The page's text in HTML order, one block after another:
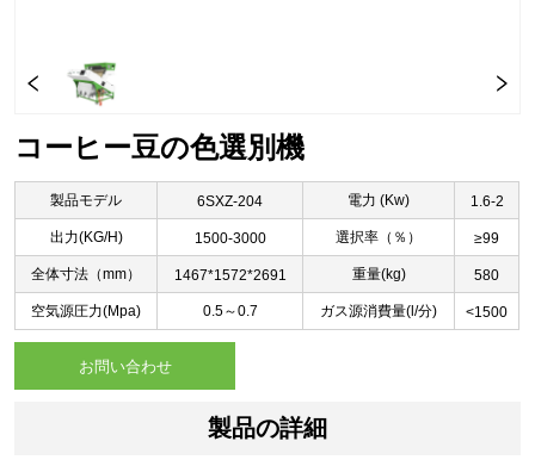
コーヒー豆の色選別機
お問い合わせ
製品の詳細